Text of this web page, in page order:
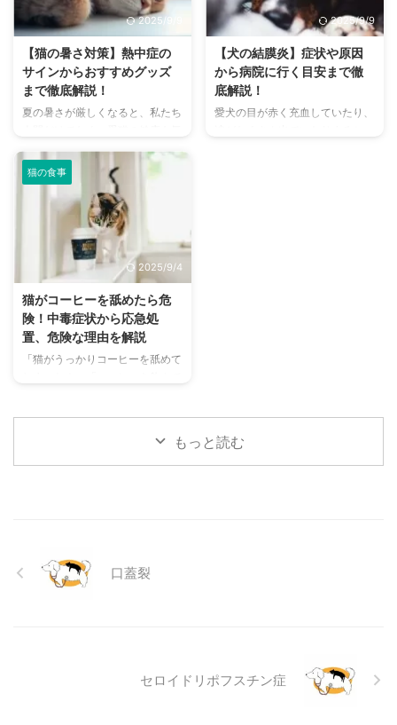
「どの施設が愛犬に合っているか
わからない」という方も多いので
はないでしょうか。 この記事で
は、大阪府内にある人気のドッグ
ランを厳選し、料金、広さ、利用
条件、設備など、気になる情報を
網羅的に解説します。 さらに、
や、初心者でも安心して利用する
ための ...
す。 この記事では、チンチラの
代表的な鳴き声の種類とその意味
を詳しく解説します。 さらに、
鳴き声からわかるストレスや病気
のサイン、チンチラが鳴く理由を
理解して良好な関係を築くための
ヒントもご紹介します。 この記
2025/9/9
【猫の暑さ対策】熱中症の
サインからおすすめグッズ
まで徹底解説！
夏の暑さが厳しくなると、私たち
になりますよね。特に猫は汗腺が
少なく、人間のように汗をかいて
体温を調節することが苦手なた
め、熱中症になりやすい動物で
す。 この記事では、猫の熱中症
の初期サインから、エアコンを使
わずにできる効果的な暑さ対策、
快適に過ごせるひんやりグッズの
さらに、留守番中の注意点や、猫
が本当に喜ぶ暑さ対策について、
当メディアの編集部が実際に試し
た体験談もご紹介します。この記
る ...
2025/9/9
【犬の結膜炎】症状や原因
から病院に行く目安まで徹
底解説！
愛犬の目が赤く充血していたり、
...
猫の食事
2025/9/4
猫がコーヒーを舐めたら危
険！中毒症状から応急処
置、危険な理由を解説
「猫がうっかりコーヒーを舐めて
み物であるコーヒーには、猫にと
って非常に危険な成分であるカフ
に現れる症状や、すぐに取るべき
応急処置、そして日頃からできる
もっと読む
口蓋裂
セロイドリポフスチン症